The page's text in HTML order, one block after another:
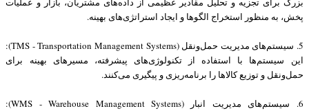
پخش، به منظور استخراج الگوها و ایجاد استراتژی‌های بهینه.
5. سیستم‌های مدیریت حمل‌ونقل (TMS - Transportation Management Systems):
این سیستم‌ها با استفاده از تکنولوژی‌های پیشرفته، مسیرهای بهینه برای
حمل‌ونقل و توزیع کالاها را برنامه‌ریزی و پیگیری می‌کنند.
6. سیستم‌های مدیریت انبار (WMS - Warehouse Management Systems):